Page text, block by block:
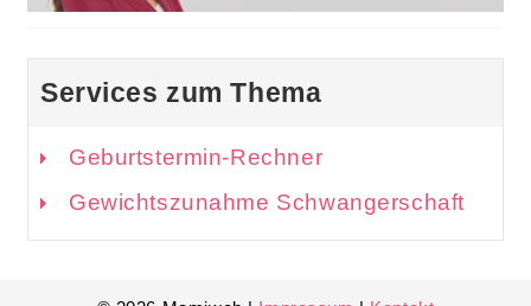
Services zum Thema
Geburtstermin-Rechner
Gewichtszunahme Schwangerschaft